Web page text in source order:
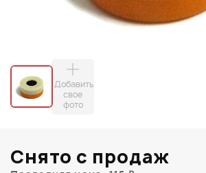
Добавить
свое
фото
Снято с продаж